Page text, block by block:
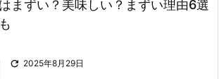
まずい？美味しい？まずい理由6選
 2025年8月29日